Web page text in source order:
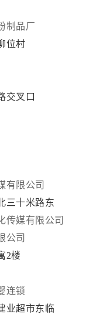
制品厂
位村
交叉口
有限公司
三十米路东
传媒有限公司
公司
2楼
连锁
业超市东临